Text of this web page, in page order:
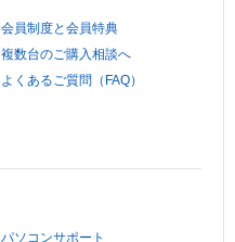
会員制度と会員特典
複数台のご購入相談へ
よくあるご質問（FAQ）
パソコンサポート